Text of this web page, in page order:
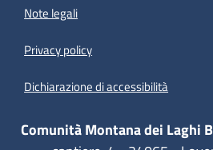
Note legali
Privacy policy
Dichiarazione di accessibilità
Comunità Montana dei Laghi